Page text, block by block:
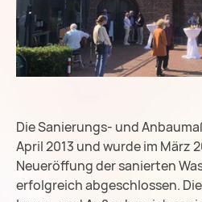
Die Sanierungs- und
April 2013 und wurde im März
Neueröffung der sanierten
erfolgreich abgeschlossen.